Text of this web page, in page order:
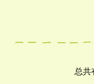
总共